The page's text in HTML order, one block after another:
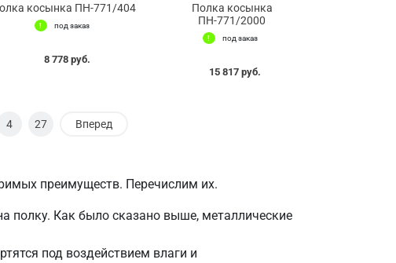
косынка ПН-771/404
под заказ
8 778 руб.
Полка косынка
ПН-771/2000
под заказ
15 817 руб.
4 27 Вперед
преимуществ. Перечислим их.
полку. Как было сказано выше, металлические
под воздействием влаги и